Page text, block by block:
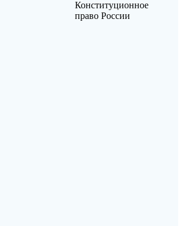
Конституционное
право России